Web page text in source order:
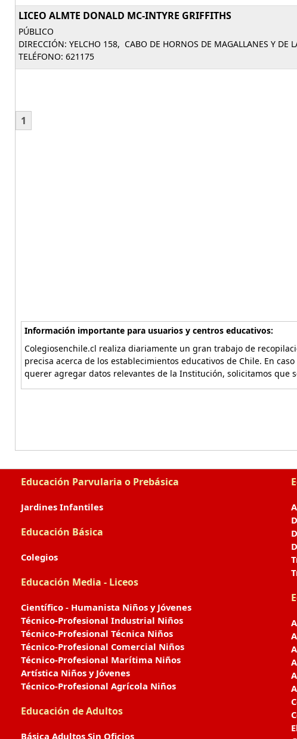
LICEO ALMTE DONALD MC-INTYRE GRIFFITHS
PÚBLICO
DIRECCIÓN: YELCHO 158, CABO DE HORNOS DE MAGALLANES Y DE
TELÉFONO: 621175
1
Información importante para usuarios y centros educativos:
Colegiosenchile.cl realiza diariamente un gran trabajo de
precisa acerca de los establecimientos educativos de Chile. En
querer agregar datos relevantes de la Institución, solicitamos que
Educación Parvularia o Prebásica
Jardines Infantiles
Educación Básica
Colegios
Educación Media - Liceos
Científico - Humanista Niños y Jóvenes
Técnico-Profesional Industrial Niños
Técnico-Profesional Técnica Niños
Técnico-Profesional Comercial Niños
Técnico-Profesional Marítima Niños
Artística Niños y Jóvenes
Técnico-Profesional Agrícola Niños
Educación de Adultos
Básica Adultos Sin Oficios